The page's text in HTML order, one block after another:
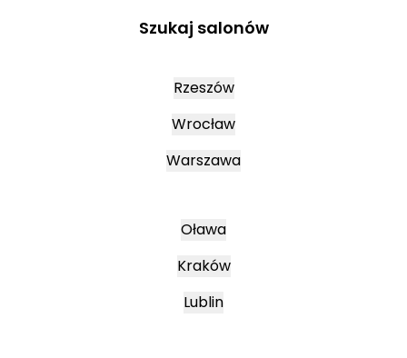
Szukaj salonów
Rzeszów
Wrocław
Warszawa
Oława
Kraków
Lublin